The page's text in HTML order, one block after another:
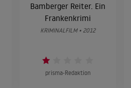
Bamberger Reiter. Ein
Frankenkrimi
KRIMINALFILM • 2012
prisma-Redaktion